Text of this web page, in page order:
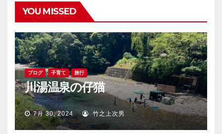
ビ
ゲ
ー
シ
ョ
ン
YOU MISSED
ブログ 子育て 旅行
川湯温泉の仔猫
7月 30, 2024 竹之上次男